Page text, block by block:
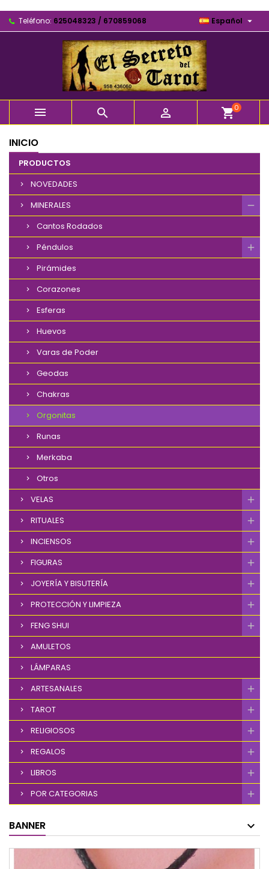
Teléfono: 625048323 / 670859068 Español 
   shopping_cart0
INICIO
PRODUCTOS
NOVEDADES
MINERALES
Cantos Rodados
Péndulos
Pirámides
Corazones
Esferas
Huevos
Varas de Poder
Geodas
Chakras
Orgonitas
Runas
Merkaba
Otros
VELAS
RITUALES
INCIENSOS
FIGURAS
JOYERÍA Y BISUTERÍA
PROTECCIÓN Y LIMPIEZA
FENG SHUI
AMULETOS
LÁMPARAS
ARTESANALES
TAROT
RELIGIOSOS
REGALOS
LIBROS
POR CATEGORIAS
BANNER